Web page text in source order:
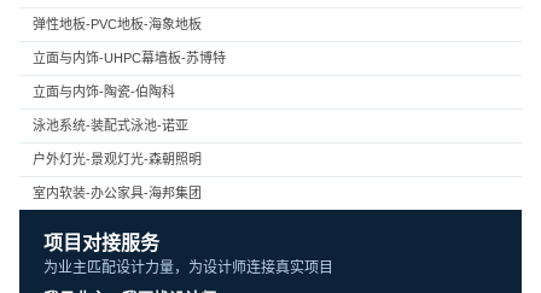
弹性地板-PVC地板-海象地板
立面与内饰-UHPC幕墙板-苏博特
立面与内饰-陶瓷-伯陶科
泳池系统-装配式泳池-诺亚
户外灯光-景观灯光-森朝照明
室内软装-办公家具-海邦集团
项目对接服务
为业主匹配设计力量，为设计师连接真实项目